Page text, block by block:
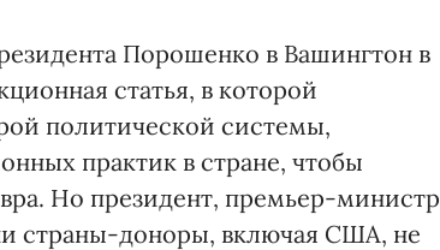
Порошенко в Вашингтон в
статья, в которой
политической системы,
практик в стране, чтобы
Но президент, премьер-министр
страны-доноры, включая США, не